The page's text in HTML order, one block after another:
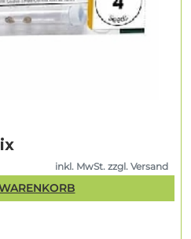
inkl. MwSt. zzgl. Versand